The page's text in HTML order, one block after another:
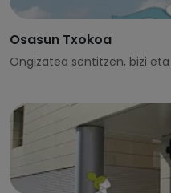
Osasun Txokoa
Ongizatea sentitzen, bizi